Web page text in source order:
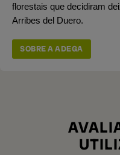
florestais que decidiram
Arribes del Duero.
SOBRE A ADEGA